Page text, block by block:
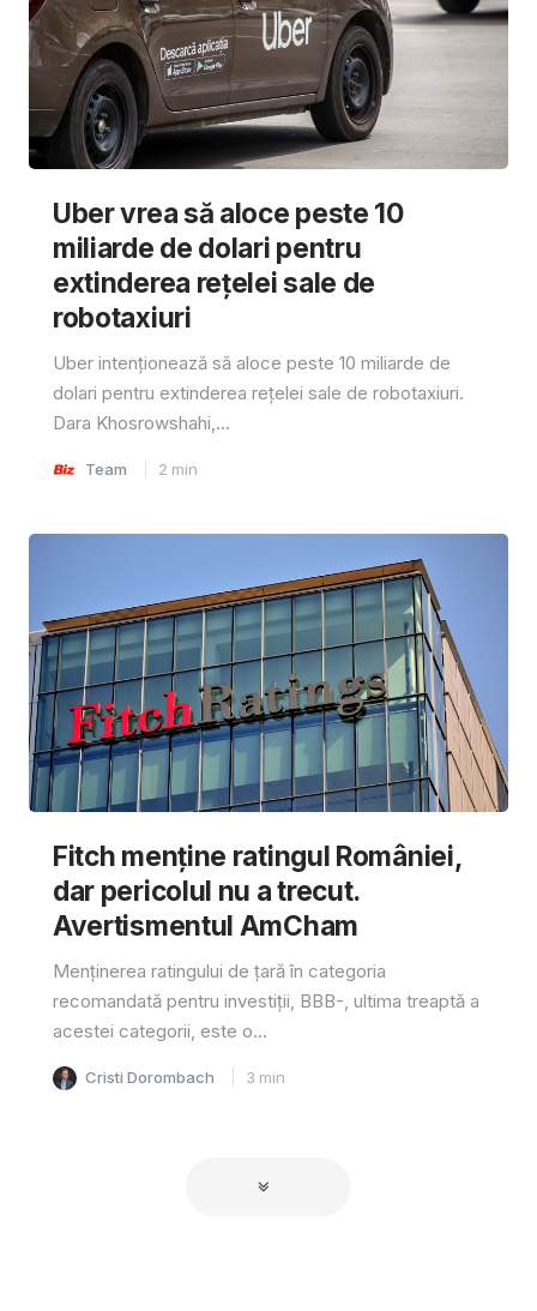
Uber vrea să aloce peste 10
miliarde de dolari pentru
extinderea rețelei sale de
robotaxiuri
Uber intenționează să aloce peste 10 miliarde de
dolari pentru extinderea rețelei sale de robotaxiuri.
Dara Khosrowshahi,...
Team 2 min
Fitch menține ratingul României,
dar pericolul nu a trecut.
Avertismentul AmCham
Menținerea ratingului de țară în categoria
recomandată pentru investiții, BBB-, ultima treaptă a
acestei categorii, este o...
Cristi Dorombach 3 min